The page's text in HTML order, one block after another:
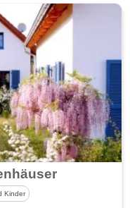
Bellana in
Kinder